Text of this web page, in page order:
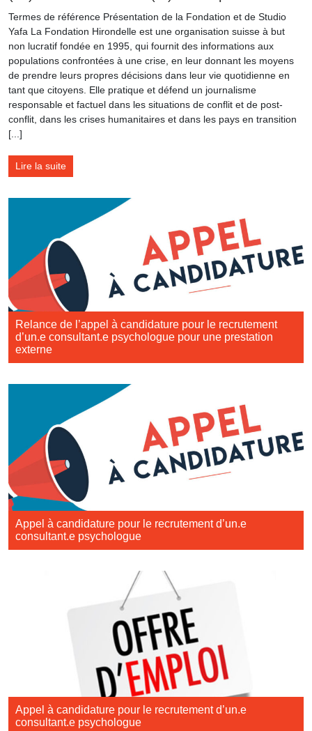
Termes de référence Présentation de la Fondation et de Studio
Yafa La Fondation Hirondelle est une organisation suisse à but
non lucratif fondée en 1995, qui fournit des informations aux
populations confrontées à une crise, en leur donnant les moyens
de prendre leurs propres décisions dans leur vie quotidienne en
tant que citoyens. Elle pratique et défend un journalisme
responsable et factuel dans les situations de conflit et de post-
conflit, dans les crises humanitaires et dans les pays en transition
[...]
Lire la suite
Relance de l’appel à candidature pour le recrutement
d’un.e consultant.e psychologue pour une prestation
externe
Appel à candidature pour le recrutement d’un.e
consultant.e psychologue
Appel à candidature pour le recrutement d’un.e
consultant.e psychologue